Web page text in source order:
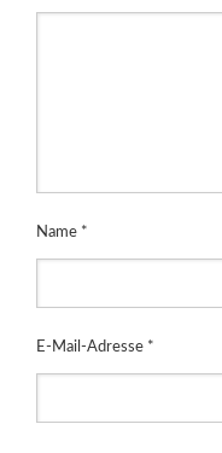
Name *
E-Mail-Adresse *